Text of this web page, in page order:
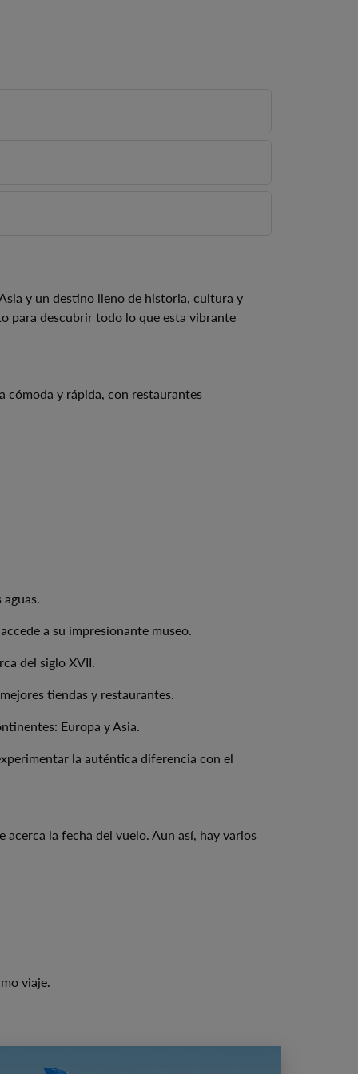
personalizada.
promedio en invierno de 4 °C. El mes de
y un destino lleno de historia, cultura y
para descubrir todo lo que esta vibrante
cómoda y rápida, con restaurantes
a su impresionante museo.
del siglo XVII.
tiendas y restaurantes.
Europa y Asia.
la auténtica diferencia con el
acerca la fecha del vuelo. Aun así, hay varios
viaje.